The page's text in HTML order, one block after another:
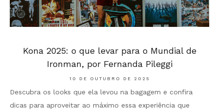
Kona 2025: o que levar para o Mundial de
Ironman, por Fernanda Pileggi
10 DE OUTUBRO DE 2025
Descubra os looks que ela levou na bagagem e confira
dicas para aproveitar ao máximo essa experiência que